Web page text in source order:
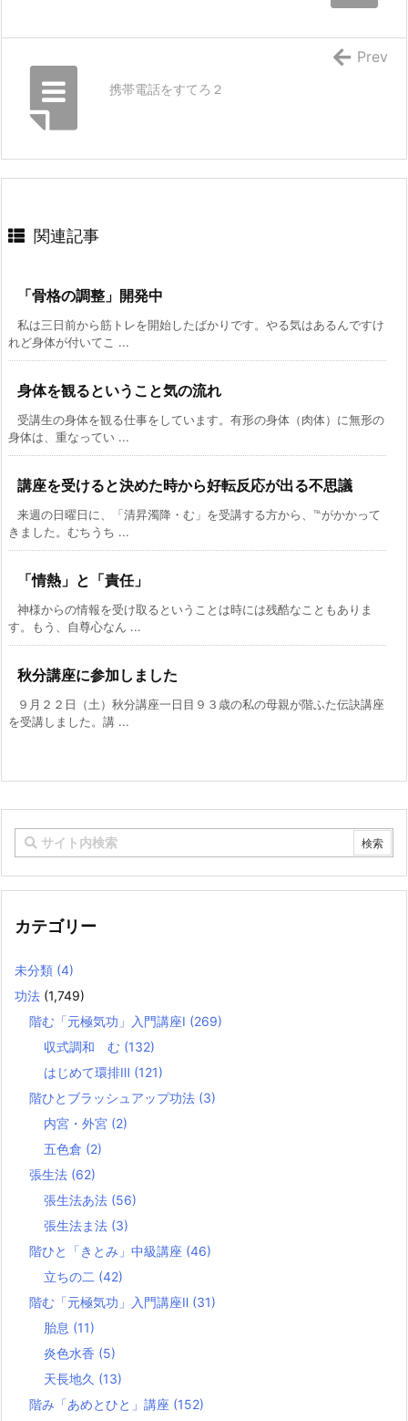
携帯電話をすてろ２
Prev
関連記事
「骨格の調整」開発中
私は三日前から筋トレを開始したばかりです。やる気はあるんですけ
れど身体が付いてこ ...
身体を観るということ気の流れ
受講生の身体を観る仕事をしています。有形の身体（肉体）に無形の
身体は、重なってい ...
講座を受けると決めた時から好転反応が出る不思議
来週の日曜日に、「清昇濁降・む」を受講する方から、℡がかかって
きました。むちうち ...
「情熱」と「責任」
神様からの情報を受け取るということは時には残酷なこともありま
す。もう、自尊心なん ...
秋分講座に参加しました
９月２２日（土）秋分講座一日目９３歳の私の母親が階ふた伝訣講座
を受講しました。講 ...
カテゴリー
未分類 (4)
功法 (1,749)
階む「元極気功」入門講座Ⅰ (269)
収式調和 む (132)
はじめて環排Ⅲ (121)
階ひとブラッシュアップ功法 (3)
内宮・外宮 (2)
五色倉 (2)
張生法 (62)
張生法あ法 (56)
張生法ま法 (3)
階ひと「きとみ」中級講座 (46)
立ちの二 (42)
階む「元極気功」入門講座Ⅱ (31)
胎息 (11)
炎色水香 (5)
天長地久 (13)
階み「あめとひと」講座 (152)